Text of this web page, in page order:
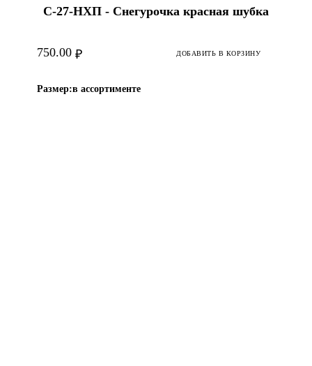
С-27-НХП - Снегурочка красная шубка
₽
750.00 ДОБАВИТЬ В КОРЗИНУ
Размер:в ассортименте